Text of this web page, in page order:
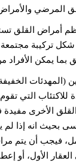
المرضي
القلق
تركيبة
يمكن الأفراد
(المهدئات
التي
القلق الأخرى
بحيث انه إذا
فيجب أن
الأول، أو